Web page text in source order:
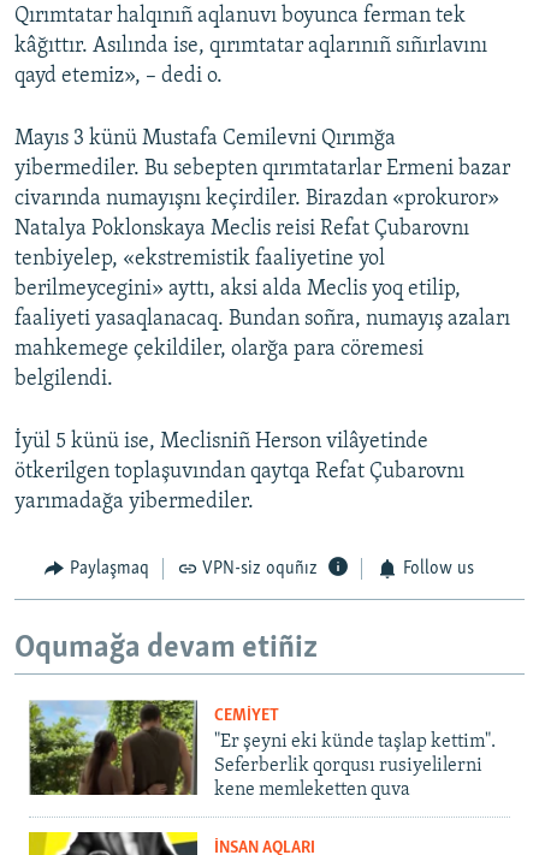
Qırımtatar halqınıñ aqlanuvı boyunca ferman tek
kâğıttır. Asılında ise, qırımtatar aqlarınıñ sıñırlavını
qayd etemiz», – dedi o.
Mayıs 3 künü Mustafa Cemilevni Qırımğa
yibermediler. Bu sebepten qırımtatarlar Ermeni bazar
civarında numayışnı keçirdiler. Birazdan «prokuror»
Natalya Poklonskaya Meclis reisi Refat Çubarovnı
tenbiyelep, «ekstremistik faaliyetine yol
berilmeycegini» ayttı, aksi alda Meclis yoq etilip,
faaliyeti yasaqlanacaq. Bundan soñra, numayış azaları
mahkemege çekildiler, olarğa para cöremesi
belgilendi.
İyül 5 künü ise, Meclisniñ Herson vilâyetinde
ötkerilgen toplaşuvından qaytqa Refat Çubarovnı
yarımadağa yibermediler.
Paylaşmaq VPN-siz oquñız Follow us
Oqumağa devam etiñiz
CEMİYET
"Er şeyni eki künde taşlap kettim".
Seferberlik qorqusı rusiyelilerni
kene memleketten quva
İNSAN AQLARI